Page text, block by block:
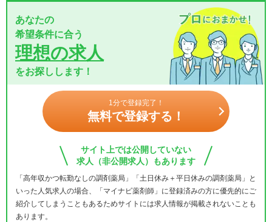
あなたの
希望条件に合う
理想の求人
をお探しします！
1分で登録完了！
無料で登録する！
サイト上では公開していない
求人（非公開求人）もあります
「高年収かつ転勤なしの調剤薬局」「土日休み＋平日休みの調剤薬局」と
いった人気求人の場合、「マイナビ薬剤師」に登録済みの方に優先的にご
紹介してしまうこともあるためサイトには求人情報が掲載されないことも
あります。